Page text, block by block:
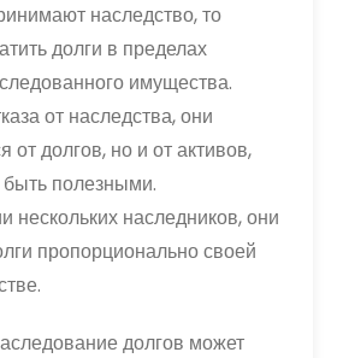
наследство, то
долги в пределах
имущества.
от наследства, они
от долгов, но и от активов,
быть полезными.
нескольких наследников, они
пропорционально своей
долгов может